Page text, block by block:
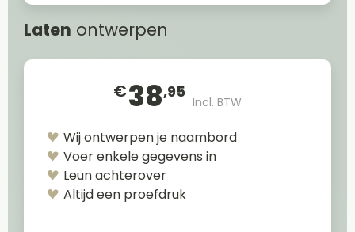
Laten ontwerpen
€38,95
Incl. BTW
Wij ontwerpen je naambord
Voer enkele gegevens in
Leun achterover
Altijd een proefdruk